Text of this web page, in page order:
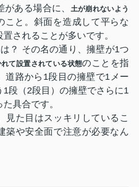
ある場合に、
土が崩れないよう
こと。斜面を造成して平らな
されることが多いです。
？ その名の通り、擁壁が1つ
て設置されている状態のことを指
道路から1段目の擁壁で1メー
1段（2段目）の擁壁でさらに1
具合です。
見た目はスッキリしているこ
築や安全面で注意が必要なん